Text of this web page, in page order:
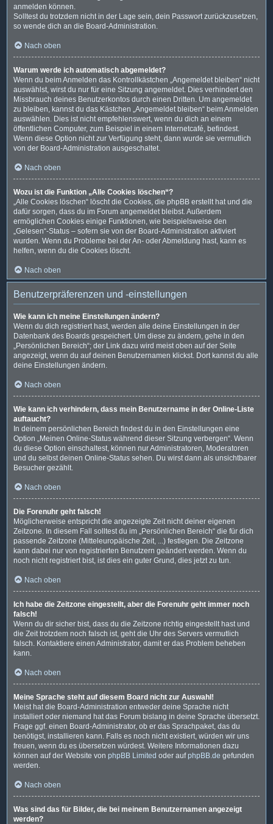
anmelden können.
Solltest du trotzdem nicht in der Lage sein, dein Passwort zurückzusetzen,
so wende dich an die Board-Administration.
Nach oben
Warum werde ich automatisch abgemeldet?
Wenn du beim Anmelden das Kontrollkästchen „Angemeldet bleiben“ nicht
auswählst, wirst du nur für eine Sitzung angemeldet. Dies verhindert den
Missbrauch deines Benutzerkontos durch einen Dritten. Um angemeldet
zu bleiben, kannst du das Kästchen „Angemeldet bleiben“ beim Anmelden
auswählen. Dies ist nicht empfehlenswert, wenn du dich an einem
öffentlichen Computer, zum Beispiel in einem Internetcafé, befindest.
Wenn diese Option nicht zur Verfügung steht, dann wurde sie vermutlich
von der Board-Administration ausgeschaltet.
Nach oben
Wozu ist die Funktion „Alle Cookies löschen“?
„Alle Cookies löschen“ löscht die Cookies, die phpBB erstellt hat und die
dafür sorgen, dass du im Forum angemeldet bleibst. Außerdem
ermöglichen Cookies einige Funktionen, wie beispielsweise den
„Gelesen“-Status – sofern sie von der Board-Administration aktiviert
wurden. Wenn du Probleme bei der An- oder Abmeldung hast, kann es
helfen, wenn du die Cookies löscht.
Nach oben
Benutzerpräferenzen und -einstellungen
Wie kann ich meine Einstellungen ändern?
Wenn du dich registriert hast, werden alle deine Einstellungen in der
Datenbank des Boards gespeichert. Um diese zu ändern, gehe in den
„Persönlichen Bereich“; der Link dazu wird meist oben auf der Seite
angezeigt, wenn du auf deinen Benutzernamen klickst. Dort kannst du alle
deine Einstellungen ändern.
Nach oben
Wie kann ich verhindern, dass mein Benutzername in der Online-Liste
auftaucht?
In deinem persönlichen Bereich findest du in den Einstellungen eine
Option „Meinen Online-Status während dieser Sitzung verbergen“. Wenn
du diese Option einschaltest, können nur Administratoren, Moderatoren
und du selbst deinen Online-Status sehen. Du wirst dann als unsichtbarer
Besucher gezählt.
Nach oben
Die Forenuhr geht falsch!
Möglicherweise entspricht die angezeigte Zeit nicht deiner eigenen
Zeitzone. In diesem Fall solltest du im „Persönlichen Bereich“ die für dich
passende Zeitzone (Mitteleuropäische Zeit, ...) festlegen. Die Zeitzone
kann dabei nur von registrierten Benutzern geändert werden. Wenn du
noch nicht registriert bist, ist dies ein guter Grund, dies jetzt zu tun.
Nach oben
Ich habe die Zeitzone eingestellt, aber die Forenuhr geht immer noch
falsch!
Wenn du dir sicher bist, dass du die Zeitzone richtig eingestellt hast und
die Zeit trotzdem noch falsch ist, geht die Uhr des Servers vermutlich
falsch. Kontaktiere einen Administrator, damit er das Problem beheben
kann.
Nach oben
Meine Sprache steht auf diesem Board nicht zur Auswahl!
Meist hat die Board-Administration entweder deine Sprache nicht
installiert oder niemand hat das Forum bislang in deine Sprache übersetzt.
Frage ggf. einen Board-Administrator, ob er das Sprachpaket, das du
benötigst, installieren kann. Falls es noch nicht existiert, würden wir uns
freuen, wenn du es übersetzen würdest. Weitere Informationen dazu
können auf der Website von phpBB Limited oder aufphpBB.de gefunden
werden.
Nach oben
Was sind das für Bilder, die bei meinem Benutzernamen angezeigt
werden?